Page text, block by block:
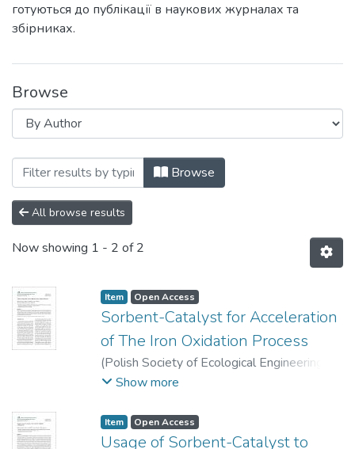
готуються до публікації в наукових журналах та
збірниках.
Browse
Browsing Статті (ЕтаТРП) by Author
Browse
All browse results
Now showing 1 - 2 of 2
Item Open Access
Sorbent-Catalyst for Acceleration
of The Iron Oxidation Process
(Polish Society of Ecological Engineering
(PTIE),2021)
Radovenchyk, Vyacheslav
Show more
Item Open Access
Usage of Sorbent-Catalyst to